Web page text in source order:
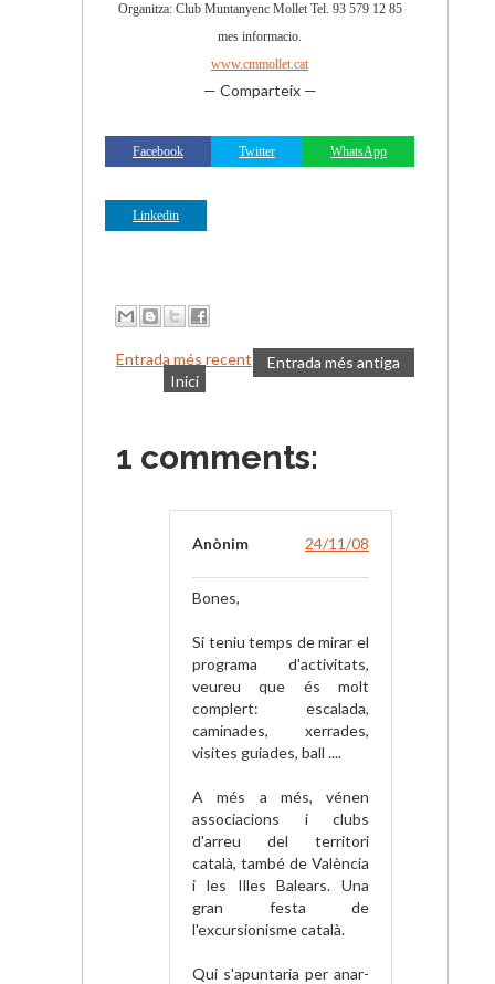
Organitza: Club Muntanyenc Mollet Tel. 93 579 12 85
mes informacio.
www.cmmollet.cat
— Comparteix —
Facebook Twitter WhatsApp
Linkedin
Entrada més recent
Entrada més antiga
Inici
1 comments:
Anònim 24/11/08
Bones,
Si teniu temps de mirar el
programa d'activitats,
veureu que és molt
complert: escalada,
caminades, xerrades,
visites guiades, ball ....
A més a més, vénen
associacions i clubs
d'arreu del territori
català, també de València
i les Illes Balears. Una
gran festa de
l'excursionisme català.
Qui s'apuntaria per anar-